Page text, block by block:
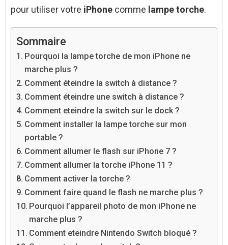
pour utiliser votre iPhone comme lampe torche.
Sommaire
Pourquoi la lampe torche de mon iPhone ne
marche plus ?
Comment éteindre la switch à distance ?
Comment éteindre une switch à distance ?
Comment eteindre la switch sur le dock ?
Comment installer la lampe torche sur mon
portable ?
Comment allumer le flash sur iPhone 7 ?
Comment allumer la torche iPhone 11 ?
Comment activer la torche ?
Comment faire quand le flash ne marche plus ?
Pourquoi l’appareil photo de mon iPhone ne
marche plus ?
Comment eteindre Nintendo Switch bloqué ?